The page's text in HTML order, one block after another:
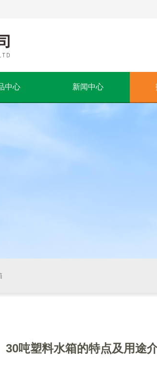
中心 新闻中心
30吨塑料水箱的特点及用途